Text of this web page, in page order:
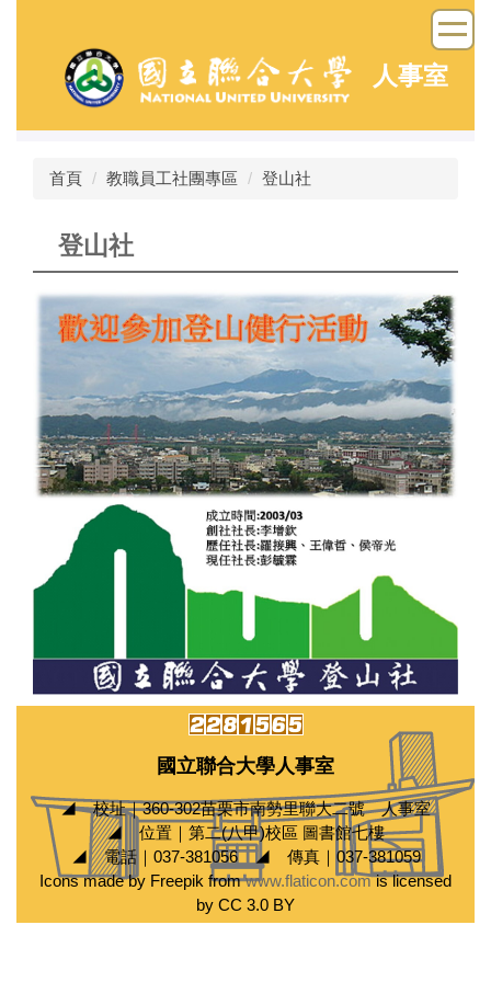
容
人事室
首頁 教職員工社團專區 登山社
登山社
國立聯合大學人事室
◢ 校址｜360-302苗栗市南勢里聯大二號 人事室
◢ 位置｜第二(八甲)校區 圖書館七樓
◢ 電話｜037-381056 ◢ 傳真｜037-381059
Icons made by Freepik fromwww.flaticon.comis licensed
by CC 3.0 BY